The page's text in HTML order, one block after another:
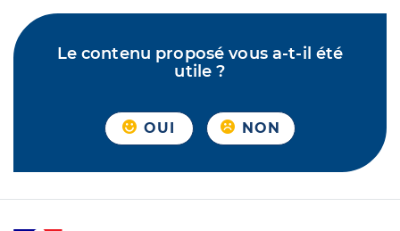
Le contenu proposé vous a-t-il été
utile ?
OUI NON